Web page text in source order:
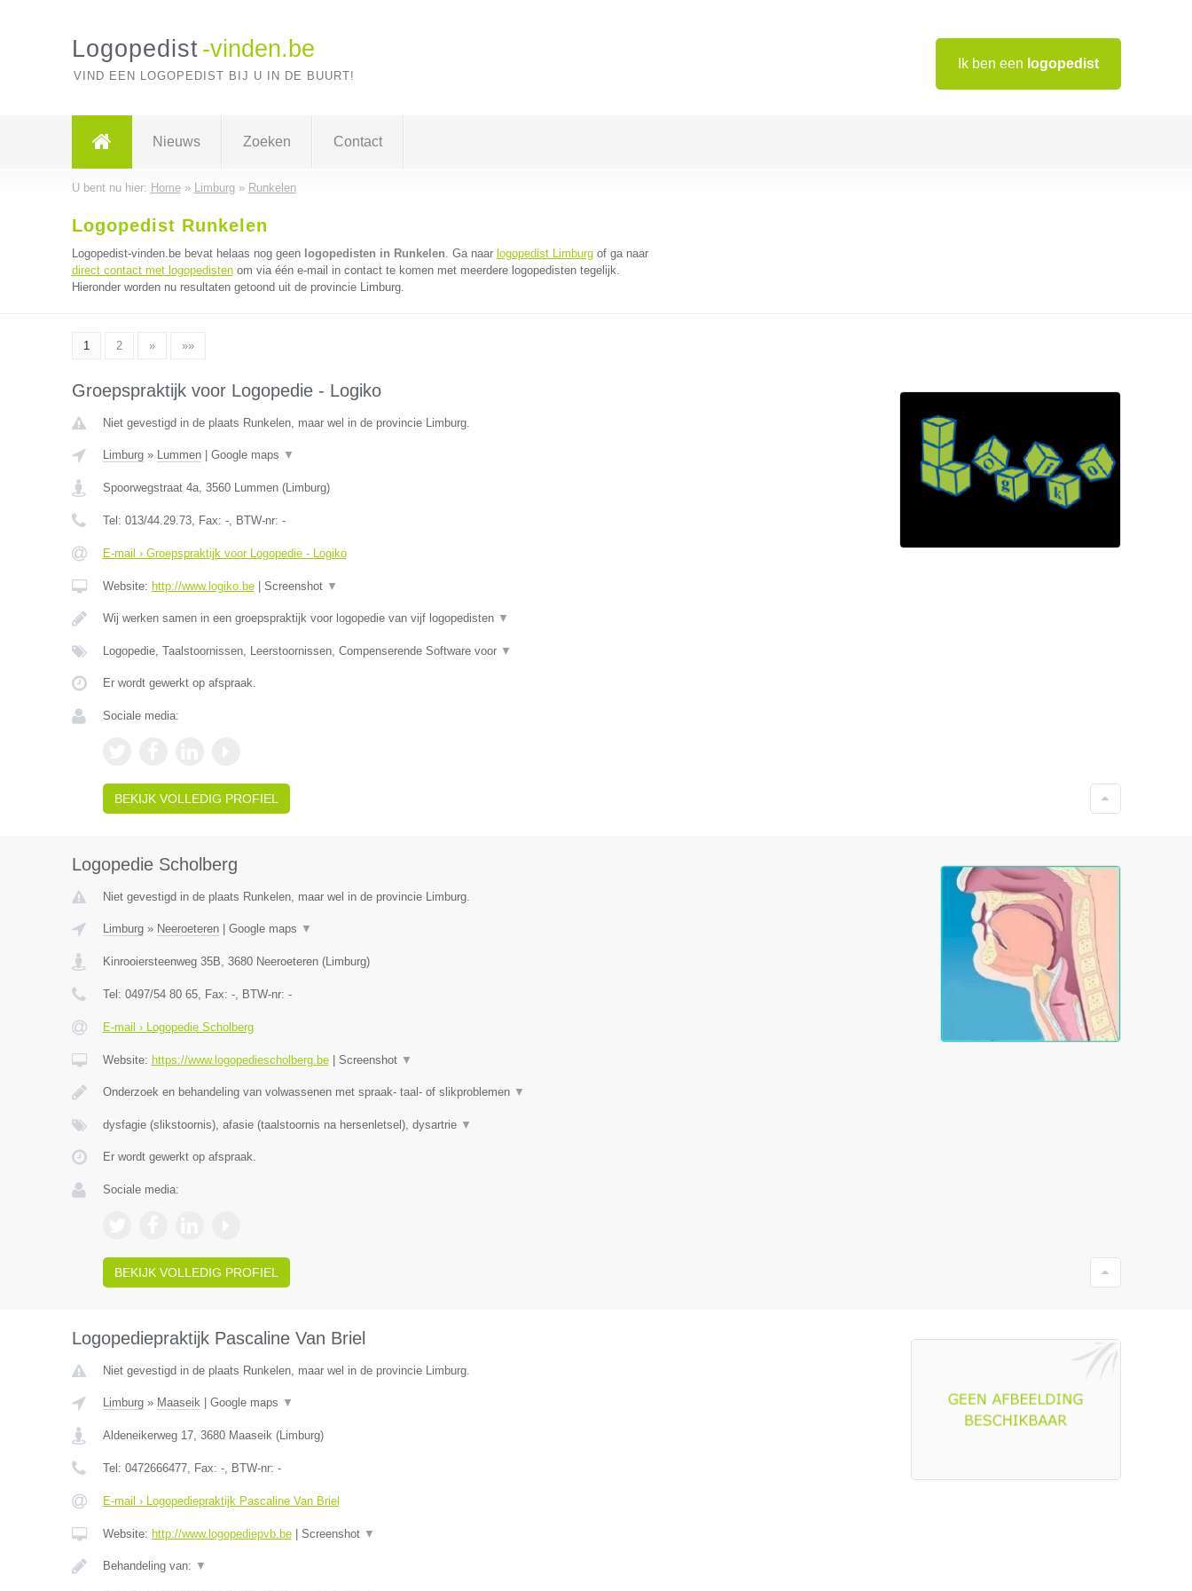
Ik ben een logopedist
Logopedist -vinden.be
VIND EEN LOGOPEDIST BIJ U IN DE BUURT!
Nieuws Zoeken Contact
U bent nu hier: Home» Limburg» Runkelen
Logopedist Runkelen
Logopedist-vinden.be bevat helaas nog geen logopedisten in Runkelen. Ga naar logopedist Limburgof ga naar
direct contact met logopedistenom via één e-mail in contact te komen met meerdere logopedisten tegelijk.
Hieronder worden nu resultaten getoond uit de provincie Limburg.
1 2 » »»
Groepspraktijk voor Logopedie - Logiko
Niet gevestigd in de plaats Runkelen, maar wel in de provincie Limburg.
Limburg» Lummen| Google maps ▼
Spoorwegstraat 4a, 3560 Lummen(Limburg)
Tel: 013/44.29.73, Fax: -, BTW-nr: -
E-mail › Groepspraktijk voor Logopedie - Logiko
Website: http://www.logiko.be| Screenshot ▼
Wij werken samen in een groepspraktijk voor logopedie van vijf logopedisten ▼
Logopedie, Taalstoornissen, Leerstoornissen, Compenserende Software voor ▼
Er wordt gewerkt op afspraak.
Sociale media:
BEKIJK VOLLEDIG PROFIEL
Logopedie Scholberg
Niet gevestigd in de plaats Runkelen, maar wel in de provincie Limburg.
Limburg» Neeroeteren| Google maps ▼
Kinrooiersteenweg 35B, 3680 Neeroeteren(Limburg)
Tel: 0497/54 80 65, Fax: -, BTW-nr: -
E-mail › Logopedie Scholberg
Website: https://www.logopediescholberg.be| Screenshot ▼
Onderzoek en behandeling van volwassenen met spraak- taal- of slikproblemen ▼
dysfagie (slikstoornis), afasie (taalstoornis na hersenletsel), dysartrie ▼
Er wordt gewerkt op afspraak.
Sociale media:
BEKIJK VOLLEDIG PROFIEL
Logopediepraktijk Pascaline Van Briel
Niet gevestigd in de plaats Runkelen, maar wel in de provincie Limburg.
Limburg» Maaseik| Google maps ▼
Aldeneikerweg 17, 3680 Maaseik(Limburg)
Tel: 0472666477, Fax: -, BTW-nr: -
E-mail › Logopediepraktijk Pascaline Van Briel
Website: http://www.logopediepvb.be| Screenshot ▼
Behandeling van: ▼